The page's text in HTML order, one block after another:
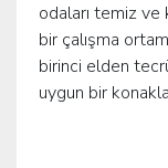
odaları temiz
bir çalışma
birinci elden
uygun bir